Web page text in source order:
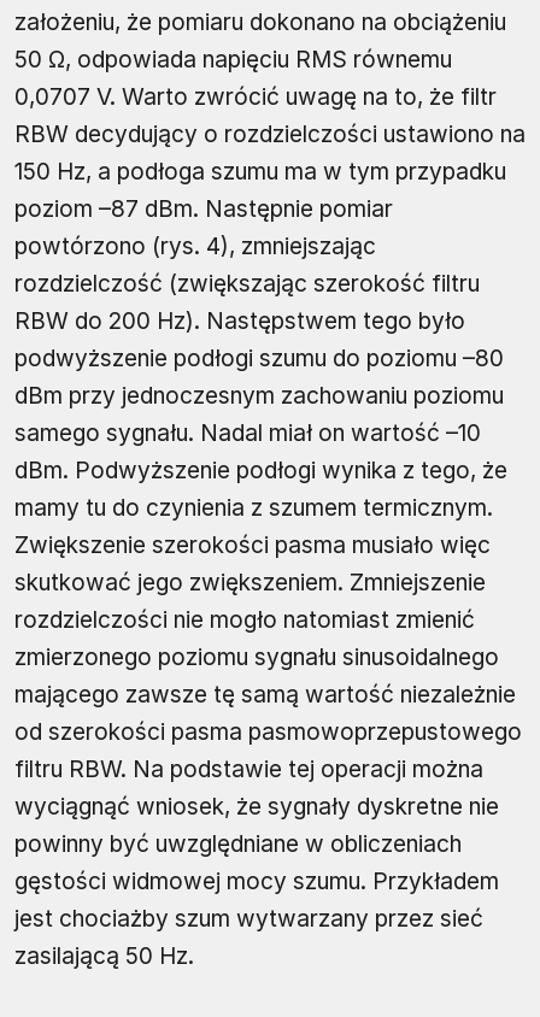
założeniu, że pomiaru dokonano na obciążeniu
50 Ω, odpowiada napięciu RMS równemu
0,0707 V. Warto zwrócić uwagę na to, że filtr
RBW decydujący o rozdzielczości ustawiono na
150 Hz, a podłoga szumu ma w tym przypadku
poziom –87 dBm. Następnie pomiar
powtórzono (rys. 4), zmniejszając
rozdzielczość (zwiększając szerokość filtru
RBW do 200 Hz). Następstwem tego było
podwyższenie podłogi szumu do poziomu –80
dBm przy jednoczesnym zachowaniu poziomu
samego sygnału. Nadal miał on wartość –10
dBm. Podwyższenie podłogi wynika z tego, że
mamy tu do czynienia z szumem termicznym.
Zwiększenie szerokości pasma musiało więc
skutkować jego zwiększeniem. Zmniejszenie
rozdzielczości nie mogło natomiast zmienić
zmierzonego poziomu sygnału sinusoidalnego
mającego zawsze tę samą wartość niezależnie
od szerokości pasma pasmowoprzepustowego
filtru RBW. Na podstawie tej operacji można
wyciągnąć wniosek, że sygnały dyskretne nie
powinny być uwzględniane w obliczeniach
gęstości widmowej mocy szumu. Przykładem
jest chociażby szum wytwarzany przez sieć
zasilającą 50 Hz.